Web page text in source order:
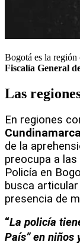
Bogotá es la región
Fiscalía General
Las
En regiones
de la
preocupa a
Policía en
busca
presencia de
“La policía
País” en niños